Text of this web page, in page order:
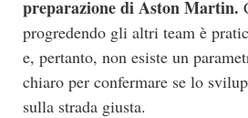
preparazione di Aston Martin.
progredendo gli altri team è
e, pertanto, non esiste un
chiaro per confermare se lo
sulla strada giusta.